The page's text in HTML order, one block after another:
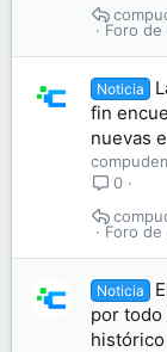
Foro
Noticia
fin
nuevas
0
Foro
Noticia
por todo
histórico